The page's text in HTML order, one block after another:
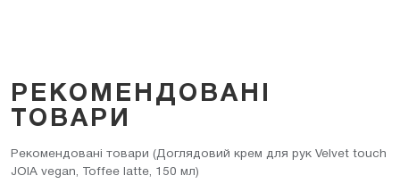
РЕКОМЕНДОВАНІ
ТОВАРИ
Рекомендовані товари (Доглядовий крем для рук Velvet touch
JOIA vegan, Toffee latte, 150 мл)